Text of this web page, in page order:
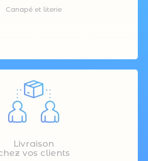
Canapé et literie
Livraison
vos clients